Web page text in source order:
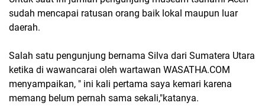
sudah mencapai ratusan orang baik lokal maupun luar
daerah.
Salah satu pengunjung bernama Silva dari Sumatera Utara
ketika di wawancarai oleh wartawan WASATHA.COM
menyampaikan, " ini kali pertama saya kemari karena
memang belum pernah sama sekali,"katanya.